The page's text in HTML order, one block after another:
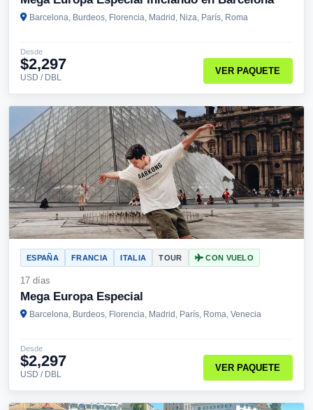
Barcelona, Burdeos, Florencia, Madrid, Niza, París, Roma
Desde
$2,297
USD / DBL
VER PAQUETE
ESPAÑA FRANCIA ITALIA TOUR CON VUELO
17 días
Mega Europa Especial
Barcelona, Burdeos, Florencia, Madrid, París, Roma, Venecia
Desde
$2,297
USD / DBL
VER PAQUETE